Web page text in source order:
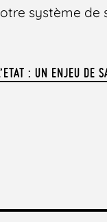
système de
: UN ENJEU DE